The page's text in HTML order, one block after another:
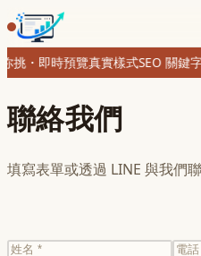
・即時預覽真實樣式SEO 關鍵字
聯絡我們
填寫表單或透過 LINE 與我們